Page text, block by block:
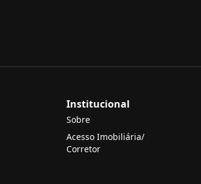
Institucional
Sobre
Acesso Imobiliária/
Corretor